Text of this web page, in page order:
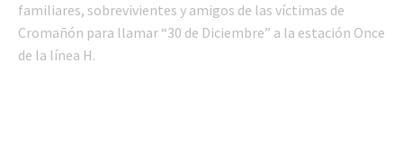
familiares, sobrevivientes y amigos de las víctimas de
Cromañón para llamar “30 de Diciembre” a la estación Once
de la línea H.